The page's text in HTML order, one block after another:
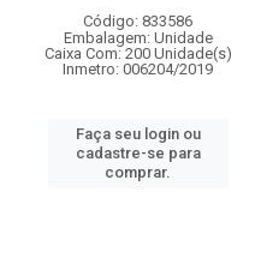
Código: 833586
Embalagem: Unidade
Caixa Com: 200 Unidade(s)
Inmetro: 006204/2019
Faça seu login ou
cadastre-se para
comprar.